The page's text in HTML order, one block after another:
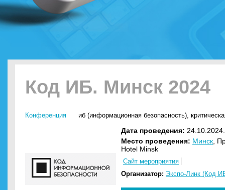
Код ИБ. Минск 2024
Конференция иб (информационная безопасность),
Дата проведения:
Место проведения: Минск ,
Hotel Minsk
Сайт мероприятия
Организатор: Экспо-Линк (Код